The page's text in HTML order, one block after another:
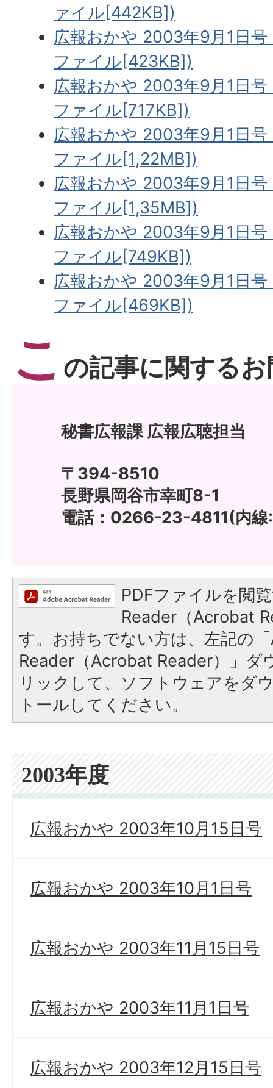
ァイル[442KB])
広報おかや 2003年9月1日
ファイル[423KB])
広報おかや 2003年9月1日
ファイル[717KB])
広報おかや 2003年9月1日
ファイル[1,22MB])
広報おかや 2003年9月1日
ファイル[1,35MB])
広報おかや 2003年9月1日
ファイル[749KB])
広報おかや 2003年9月1日
ファイル[469KB])
こ の記事に関する
秘書広報課 広報広聴担当
〒394-8510
長野県岡谷市幸町8-1
電話：0266-23-4811(内
PDFファイルを閲
Reader（Acrobat
す。お持ちでない方は、左記の
Reader（Acrobat Reader）」ダ
リックして、ソフトウェアをダ
トールしてください。
2003年度
広報おかや 2003年10月15日号
広報おかや 2003年10月1日号
広報おかや 2003年11月15日号
広報おかや 2003年11月1日号
広報おかや 2003年12月15日号